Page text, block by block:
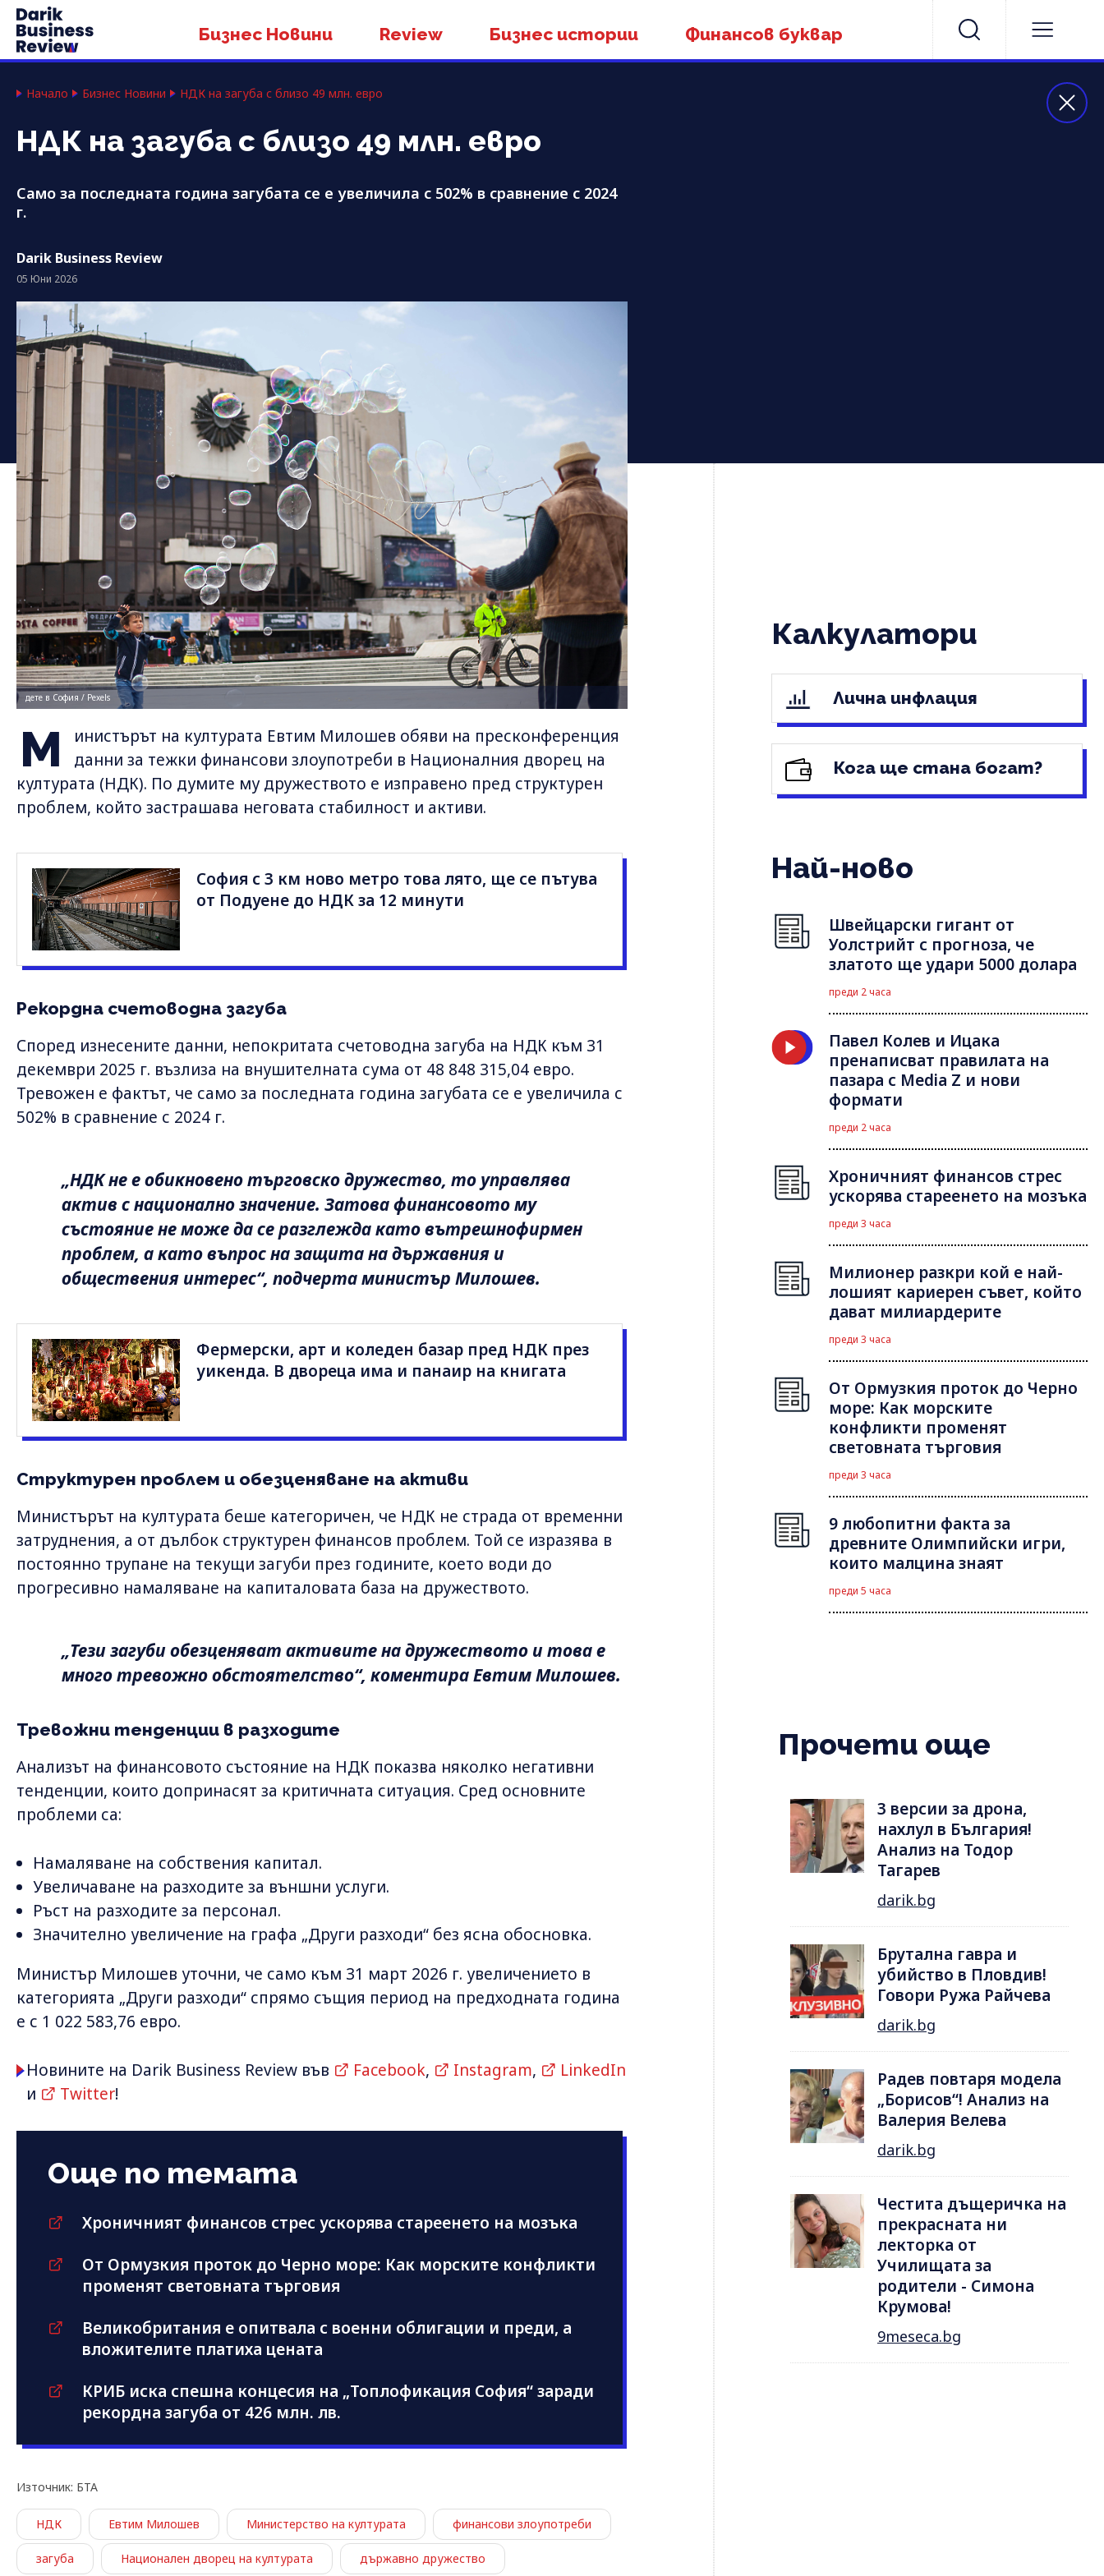
Бизнес Новини Review Бизнес истории Финансов буквар
Начало Бизнес Новини НДК на загуба с близо 49 млн. евро
НДК на загуба с близо 49 млн. евро
Само за последната година загубата се е увеличила с 502% в сравнение с 2024
г.
Darik Business Review
05 Юни 2026
дете в София / Pexels
М
инистърът на културата Евтим Милошев обяви на пресконференция
данни за тежки финансови злоупотреби в Националния дворец на
културата (НДК). По думите му дружеството е изправено пред структурен
проблем, който застрашава неговата стабилност и активи.
София с 3 км ново метро това лято, ще се пътува
от Подуене до НДК за 12 минути
Рекордна счетоводна загуба
Според изнесените данни, непокритата счетоводна загуба на НДК към 31
декември 2025 г. възлиза на внушителната сума от 48 848 315,04 евро.
Тревожен е фактът, че само за последната година загубата се е увеличила с
502% в сравнение с 2024 г.
„НДК не е обикновено търговско дружество, то управлява
актив с национално значение. Затова финансовото му
състояние не може да се разглежда като вътрешнофирмен
проблем, а като въпрос на защита на държавния и
обществения интерес“, подчерта министър Милошев.
Фермерски, арт и коледен базар пред НДК през
уикенда. В двореца има и панаир на книгата
Структурен проблем и обезценяване на активи
Министърът на културата беше категоричен, че НДК не страда от временни
затруднения, а от дълбок структурен финансов проблем. Той се изразява в
постоянно трупане на текущи загуби през годините, което води до
прогресивно намаляване на капиталовата база на дружеството.
„Тези загуби обезценяват активите на дружеството и това е
много тревожно обстоятелство“, коментира Евтим Милошев.
Тревожни тенденции в разходите
Анализът на финансовото състояние на НДК показва няколко негативни
тенденции, които допринасят за критичната ситуация. Сред основните
проблеми са:
Намаляване на собствения капитал.
Увеличаване на разходите за външни услуги.
Ръст на разходите за персонал.
Значително увеличение на графа „Други разходи“ без ясна обосновка.
Министър Милошев уточни, че само към 31 март 2026 г. увеличението в
категорията „Други разходи“ спрямо същия период на предходната година
е с 1 022 583,76 евро.
Новините на Darik Business Review във Facebook, Instagram,
LinkedIn
и
Twitter!
Още по темата
Хроничният финансов стрес ускорява стареенето на мозъка
От Ормузкия проток до Черно море: Как морските конфликти
променят световната търговия
Великобритания е опитвала с военни облигации и преди, а
вложителите платиха цената
КРИБ иска спешна концесия на „Топлофикация София“ заради
рекордна загуба от 426 млн. лв.
Източник: БТА
НДК Евтим Милошев Министерство на културата финансови злоупотреби
загуба Национален дворец на културата държавно дружество
Калкулатори
Лична инфлация
Кога ще стана богат?
Най-ново
Швейцарски гигант от
Уолстрийт с прогноза, че
златото ще удари 5000 долара
преди 2 часа
Павел Колев и Ицака
пренаписват правилата на
пазара с Media Z и нови
формати
преди 2 часа
Хроничният финансов стрес
ускорява стареенето на мозъка
преди 3 часа
Милионер разкри кой е най-
лошият кариерен съвет, който
дават милиардерите
преди 3 часа
От Ормузкия проток до Черно
море: Как морските
конфликти променят
световната търговия
преди 3 часа
9 любопитни факта за
древните Олимпийски игри,
които малцина знаят
преди 5 часа
Прочети още
3 версии за дрона,
нахлул в България!
Анализ на Тодор
Тагарев
darik.bg
Брутална гавра и
убийство в Пловдив!
Говори Ружа Райчева
darik.bg
Радев повтаря модела
„Борисов“! Анализ на
Валерия Велева
darik.bg
Честита дъщеричка на
прекрасната ни
лекторка от
Училищата за
родители - Симона
Крумова!
9meseca.bg